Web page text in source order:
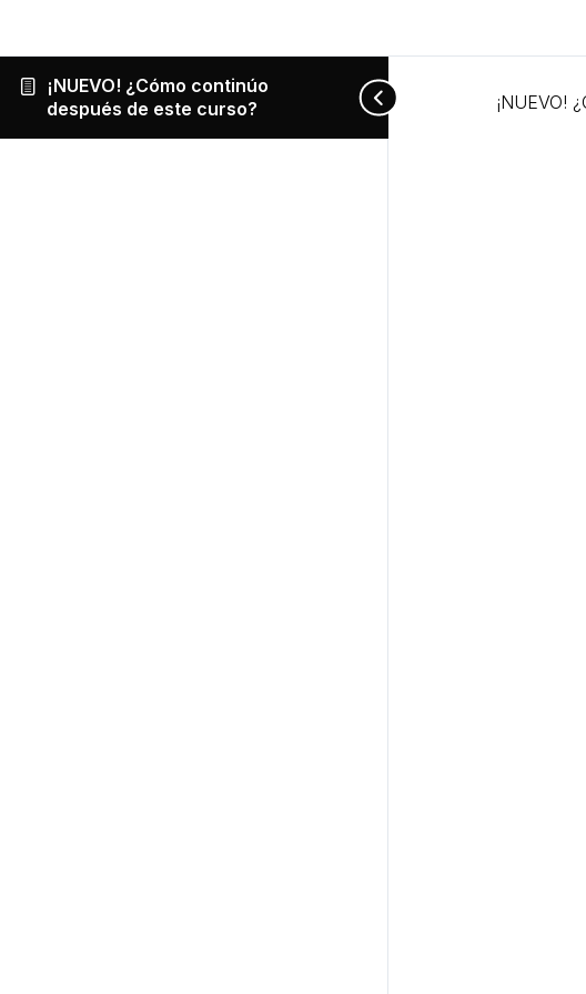
¡NUEVO! ¿Cómo continúo
después de este curso?
¡NUEVO!